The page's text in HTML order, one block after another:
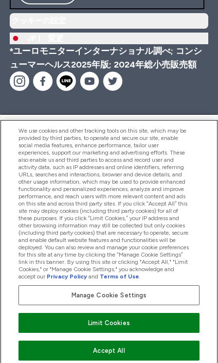
*ユーロモニターインターナショナル調べ; コンシ
ューマーヘルス2025年版; 2024年総小売販売額
ヘルプ＆ガイド
商品について
会社概要
特典＆ポイント
2026 The Hut.com Ltd
Pay with
We use cookies and other tracking tools on this site, which may be
provided by third parties, to operate and secure our site, enable
social media features, enhance performance, tailor user
experiences, support our marketing and advertising efforts. These
also enable us and third parties to access and record user and
activity data, such as IP addresses and online identifiers, referring
URLs, searches and interactions, browser and device details, and
other usage information, which may be used to provide enhanced
functionality and personalized experiences, analyze and improve
performance, and reach users with more relevant content and ads
on this site and across third party sites. If you click “Accept All” this
site may deploy cookies (including third party cookies) for all of
these purposes. If you click “Limit Cookies,” your IP address and
other browsing information may still be collected but only cookies
(including third party cookies) that are necessary to operate, secure
and enable default website features and functionalities will be
deployed. You can also review and manage your cookie preferences
for this site at any time by clicking the “Manage Cookie Settings”
link in this banner. By using this site or clicking "Accept All," "Limit
Cookies," or "Manage Cookie Settings," you acknowledge and
accept our Privacy Policy and Terms of Use.
Manage Cookie Settings
Limit Cookies
Accept All